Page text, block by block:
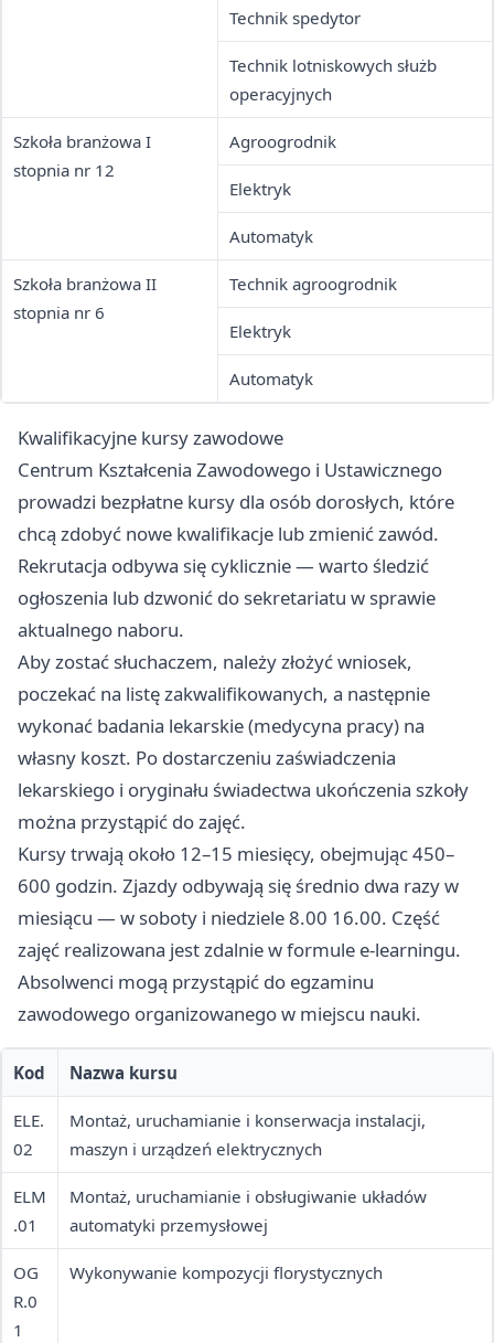
Technik spedytor
Technik lotniskowych służb
operacyjnych
Szkoła branżowa I
stopnia nr 12
Agroogrodnik
Elektryk
Automatyk
Szkoła branżowa II
stopnia nr 6
Technik agroogrodnik
Elektryk
Automatyk
Kwalifikacyjne kursy zawodowe
Centrum Kształcenia Zawodowego i Ustawicznego
prowadzi bezpłatne kursy dla osób dorosłych, które
chcą zdobyć nowe kwalifikacje lub zmienić zawód.
Rekrutacja odbywa się cyklicznie — warto śledzić
ogłoszenia lub dzwonić do sekretariatu w sprawie
aktualnego naboru.
Aby zostać słuchaczem, należy złożyć wniosek,
poczekać na listę zakwalifikowanych, a następnie
wykonać badania lekarskie (medycyna pracy) na
własny koszt. Po dostarczeniu zaświadczenia
lekarskiego i oryginału świadectwa ukończenia szkoły
można przystąpić do zajęć.
Kursy trwają około 12–15 miesięcy, obejmując 450–
600 godzin. Zjazdy odbywają się średnio dwa razy w
miesiącu — w soboty i niedziele 8.00 16.00. Część
zajęć realizowana jest zdalnie w formule e-learningu.
Absolwenci mogą przystąpić do egzaminu
zawodowego organizowanego w miejscu nauki.
Kod Nazwa kursu
ELE.
02
Montaż, uruchamianie i konserwacja instalacji,
maszyn i urządzeń elektrycznych
ELM
.01
Montaż, uruchamianie i obsługiwanie układów
automatyki przemysłowej
OG
R.0
1
Wykonywanie kompozycji florystycznych